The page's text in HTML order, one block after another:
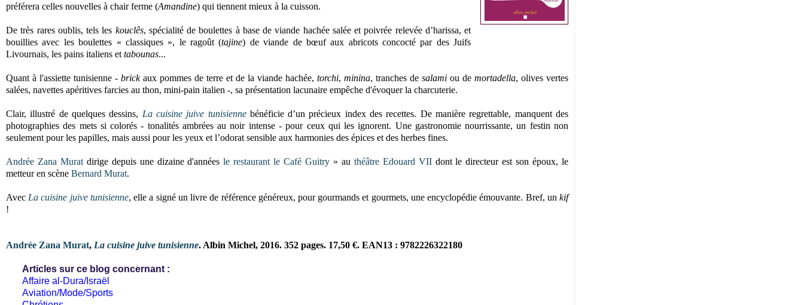
préférera celles nouvelles à chair ferme (Amandine) qui tiennent mieux à la cuisson.
De très rares oublis, tels les kouclês, spécialité de boulettes à base de viande hachée salée et poivrée relevée d’harissa, et
bouillies avec les boulettes « classiques », le ragoût (tajine) de viande de bœuf aux abricots concocté par des Juifs
Livournais, les pains italiens et tabounas...
Quant à l'assiette tunisienne - brick aux pommes de terre et de la viande hachée, torchi, minina, tranches de salami ou de mortadella, olives vertes
salées, navettes apéritives farcies au thon, mini-pain italien -, sa présentation lacunaire empêche d'évoquer la charcuterie.
Clair, illustré de quelques dessins, La cuisine juive tunisiennebénéficie d’un précieux index des recettes. De manière regrettable, manquent des
photographies des mets si colorés - tonalités ambrées au noir intense - pour ceux qui les ignorent. Une gastronomie nourrissante, un festin non
seulement pour les papilles, mais aussi pour les yeux et l’odorat sensible aux harmonies des épices et des herbes fines.
Andrée Zana Muratdirige depuis une dizaine d'annéesle restaurant le Café Guitry » au théâtre Edouard VII dont le directeur est son époux, le
metteur en scène Bernard Murat.
Avec La cuisine juive tunisienne, elle a signé un livre de référence généreux, pour gourmands et gourmets, une encyclopédie émouvante. Bref, unkif
!
Andrée Zana Murat, La cuisine juive tunisienne. Albin Michel, 2016. 352 pages. 17,50 €. EAN13 : 9782226322180
Articles sur ce blog concernant :
Affaire al-Dura/Israël
Aviation/Mode/Sports